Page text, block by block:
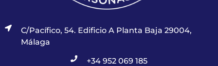
C/Pacífico, 54. Edificio A Planta Baja 29004,
Málaga
+34 952 069 185